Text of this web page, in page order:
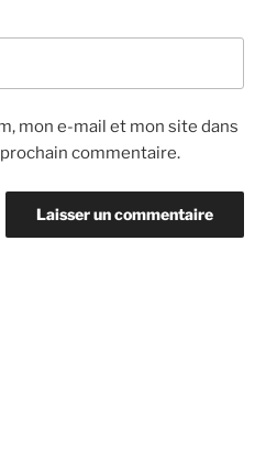
mon e-mail et mon site dans
commentaire.